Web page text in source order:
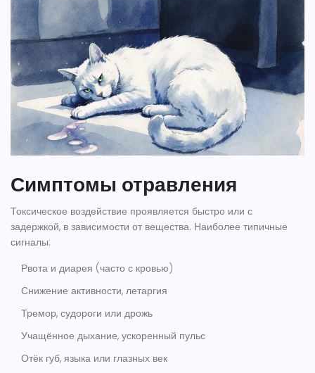
Симптомы отравления
Токсическое воздействие проявляется быстро или с
задержкой, в зависимости от вещества. Наиболее типичные
сигналы:
Рвота и диарея (часто с кровью)
Снижение активности, летаргия
Тремор, судороги или дрожь
Учащённое дыхание, ускоренный пульс
Отёк губ, языка или глазных век